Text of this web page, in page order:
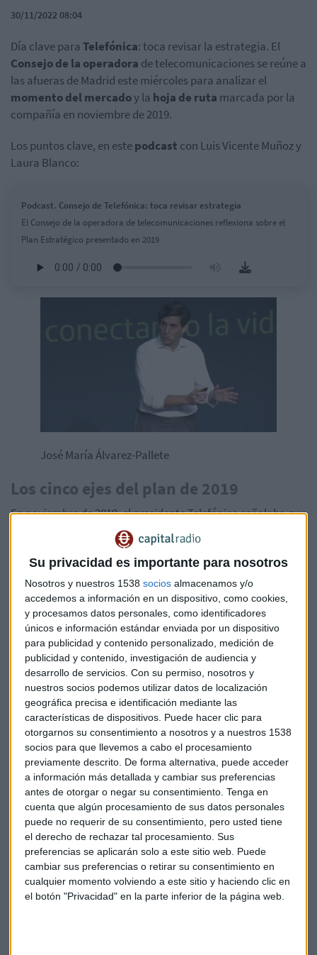
Su privacidad es importante para nosotros
Nosotros y nuestros 1538 socios almacenamos y/o
accedemos a información en un dispositivo, como cookies,
y procesamos datos personales, como identificadores
únicos e información estándar enviada por un dispositivo
para publicidad y contenido personalizado, medición de
publicidad y contenido, investigación de audiencia y
desarrollo de servicios. Con su permiso, nosotros y
nuestros socios podemos utilizar datos de localización
geográfica precisa e identificación mediante las
características de dispositivos. Puede hacer clic para
otorgarnos su consentimiento a nosotros y a nuestros 1538
socios para que llevemos a cabo el procesamiento
previamente descrito. De forma alternativa, puede acceder
a información más detallada y cambiar sus preferencias
antes de otorgar o negar su consentimiento. Tenga en
cuenta que algún procesamiento de sus datos personales
puede no requerir de su consentimiento, pero usted tiene
el derecho de rechazar tal procesamiento. Sus
preferencias se aplicarán solo a este sitio web. Puede
cambiar sus preferencias o retirar su consentimiento en
cualquier momento volviendo a este sitio y haciendo clic en
el botón "Privacidad" en la parte inferior de la página web.
30/11/2022 08:04
Día clave para Telefónica: toca revisar la estrategia. El
Consejo de la operadora de telecomunicaciones se reúne a
las afueras de Madrid este miércoles para analizar el
momento del mercadoy la hoja de ruta marcada por la
compañía en noviembre de 2019.
Los puntos clave, en estepodcast con Luis Vicente Muñoz y
Laura Blanco:
Podcast. Consejo de Telefónica: toca revisar estrategia
El Consejo de la operadora de telecomunicaciones reflexiona sobre el
Plan Estratégico presentado en 2019
José María Álvarez-Pallete
Los cinco ejes del plan de 2019
En noviembre de 2019, el presidente Telefónica señalaba que
se trabajaba en la Telefónica para los próximos 100. Fue
entonces cuando José María Álvarez-Pallete explicaba los
cinco ejes del Plan Estratégico: focalizar crecimiento en los
mercados más importantes del grupo (España, Brasil,
Alemania y Reino Unido), crearTelefónica Tech, impulsar
Telefónica Infra, redefinir el Centro Corporativo y acometer
spin-off operativo bajo una única sociedad de los
negocios en Hispanoamérica.
Esta nueva reunión del Consejo no presentará un nuevo
plan. Sí analizará el contexto económico y lo conseguido
desde entonces.